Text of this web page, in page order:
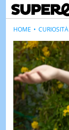
HOME CURIOSITÀ